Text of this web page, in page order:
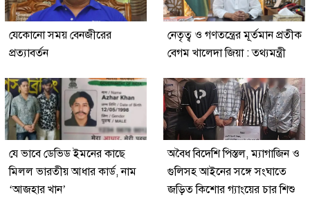
যেকোনো সময় বেনজীরের
প্রত্যাবর্তন
নেতৃত্ব ও গণতন্ত্রের মূর্তমান প্রতীক
বেগম খালেদা জিয়া : তথ্যমন্ত্রী
যে ভাবে ডেভিড ইমনের কাছে
মিলল ভারতীয় আধার কার্ড, নাম
‘আজহার খান’
অবৈধ বিদেশি পিস্তল, ম্যাগাজিন ও
গুলিসহ আইনের সঙ্গে সংঘাতে
জড়িত কিশোর গ্যাংয়ের চার শিশু